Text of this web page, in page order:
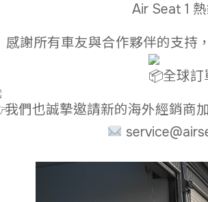
Air Seat 1
感謝所有車友與合作夥伴的支持
全球訂
我們也誠摯邀請新的海外經銷商